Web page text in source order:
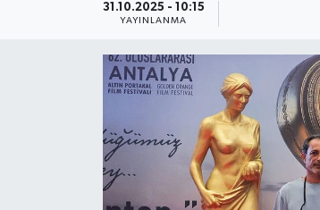
31.10.2025 - 10:15
YAYINLANMA
Kültür & Sanat
Resmi İlan
Sağlık & Yaşam